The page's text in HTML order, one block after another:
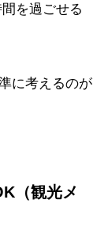
を過ごせる
に考えるのが
（観光メ